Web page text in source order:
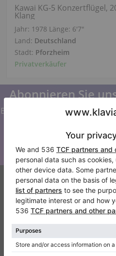
Kawai KG-5 Konzertflügel,
Klang
Jahr: 1978 Länge: 6′7″
Land: Deutschland
Stadt: Pforzheim
Privatverkäufer
Abonnieren Sie
Bleiben Sie auf dem
Klaviano
Kontakt
Über Uns